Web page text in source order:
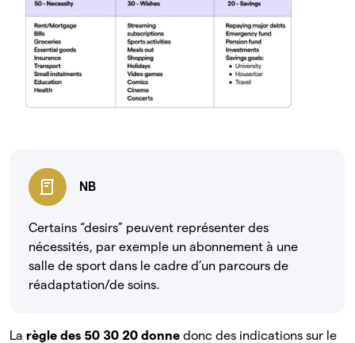
NB
Certains “desirs” peuvent représenter des
nécessités, par exemple un abonnement à une
salle de sport dans le cadre d’un parcours de
réadaptation/de soins.
La règle des 50 30 20 donne donc des indications sur le